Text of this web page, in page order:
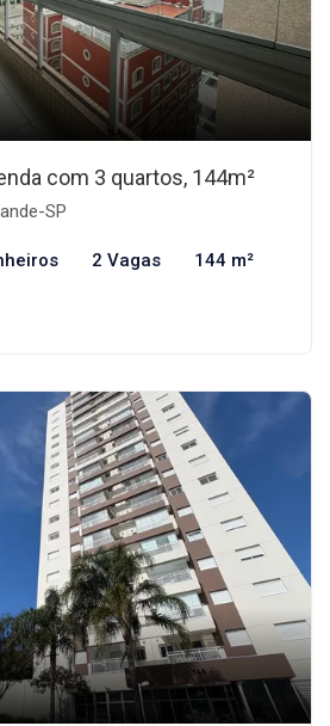
com 3 quartos, 144m²
SP
2 Vagas 144 m²